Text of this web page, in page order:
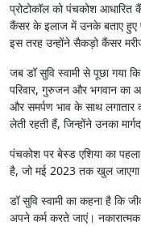
प्रोटोकॉल को पंचकोश आधारित
कैंसर के इलाज में उनके बताए हुए
इस तरह उन्होंने सैकड़ो कैंसर
जब डॉ सुवि स्वामी से पूछा गया
परिवार, गुरुजन और भगवान का
और समर्पण भाव के साथ लगातार
लेती रहती हैं, जिन्होंने उनका
पंचकोश पर बेस्ड एशिया का
है, जो मई 2023 तक खुल
डॉ सुवि स्वामी का कहना है
अपने कर्म करते जाएं।